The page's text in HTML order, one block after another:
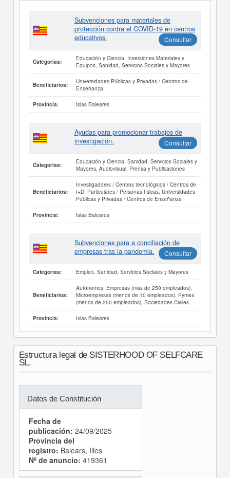
Subvenciones para materiales de
protección contra el COVID-19 en centros
educativos.
Consultar
Categorías:
Educación y Ciencia, Inversiones Materiales y
Equipos, Sanidad, Servicios Sociales y Mayores
Beneficiarios:
Universidades Públicas y Privadas / Centros de
Enseñanza
Provincia: Islas Baleares
Ayudas para promocionar trabajos de
investigación.
Consultar
Categorías:
Educación y Ciencia, Sanidad, Servicios Sociales y
Mayores, Audiovisual, Prensa y Publicaciones
Beneficiarios:
Investigadores / Centros tecnológicos / Centros de
I+D, Particulares / Personas físicas, Universidades
Públicas y Privadas / Centros de Enseñanza
Provincia: Islas Baleares
Subvenciones para a conciliación de
empresas tras la pandemia.
Consultar
Categorías: Empleo, Sanidad, Servicios Sociales y Mayores
Beneficiarios:
Autónomos, Empresas (más de 250 empleados),
Microempresas (menos de 10 empleados), Pymes
(menos de 250 empleados), Sociedades Civiles
Provincia: Islas Baleares
Estructura legal de SISTERHOOD OF SELFCARE
SL.
Datos de Constitución
Fecha de
publicación: 24/09/2025
Provincia del
registro: Balears, Illes
Nº de anuncio: 419361